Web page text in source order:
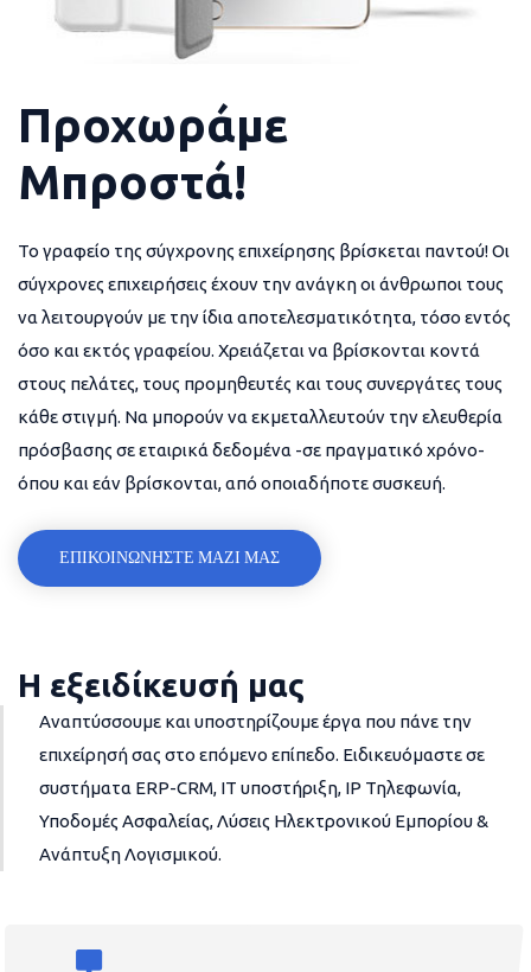
Προχωράμε
Μπροστά!
Το γραφείο της σύγχρονης επιχείρησης βρίσκεται παντού! Οι
σύγχρονες επιχειρήσεις έχουν την ανάγκη οι άνθρωποι τους
να λειτουργούν με την ίδια αποτελεσματικότητα, τόσο εντός
όσο και εκτός γραφείου. Χρειάζεται να βρίσκονται κοντά
στους πελάτες, τους προμηθευτές και τους συνεργάτες τους
κάθε στιγμή. Να μπορούν να εκμεταλλευτούν την ελευθερία
πρόσβασης σε εταιρικά δεδομένα -σε πραγματικό χρόνο-
όπου και εάν βρίσκονται, από οποιαδήποτε συσκευή.
ΕΠΙΚΟΙΝΩΝΗΣΤΕ ΜΑΖΙ ΜΑΣ
Η εξειδίκευσή μας
Αναπτύσσουμε και υποστηρίζουμε έργα που πάνε την
επιχείρησή σας στο επόμενο επίπεδο. Ειδικευόμαστε σε
συστήματα ERP-CRM, IT υποστήριξη, IP Τηλεφωνία,
Υποδομές Ασφαλείας, Λύσεις Ηλεκτρονικού Εμπορίου &
Ανάπτυξη Λογισμικού.